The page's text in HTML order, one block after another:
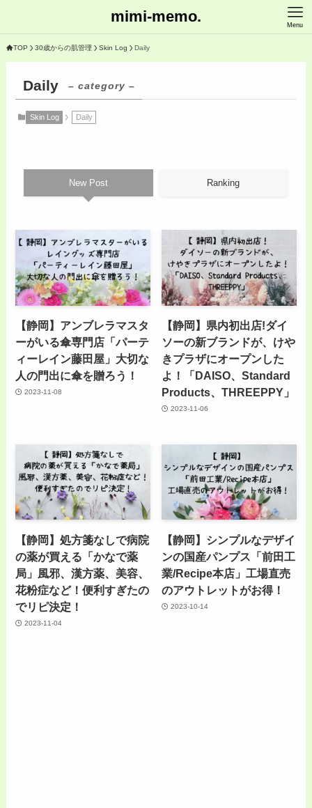
mimi-memo. Menu
TOP 30歳からの肌管理 Skin Log Daily
Daily – category –
Skin Log Daily
New Post Ranking
【静岡】アンブレラマスタ
ーがいる傘専門店「パーテ
ィーレイン藤田屋」大切な
人の門出に傘を贈ろう！
2023-11-08
【静岡】県内初出店!ダイ
ソーの新ブランドが、けや
きプラザにオープンした
よ！「DAISO、Standard
Products、THREEPPY」
2023-11-06
【静岡】処方箋なしで病院
の薬が買える「かなで薬
局」風邪、漢方薬、美容、
花粉症など！便利すぎたの
でリピ決定！
2023-11-04
【静岡】シンプルなデザイ
ンの国産パンプス「前田工
業/Recipe本店」工場直売
のアウトレットがお得！
2023-10-14